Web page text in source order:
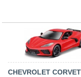
CHEVROLET